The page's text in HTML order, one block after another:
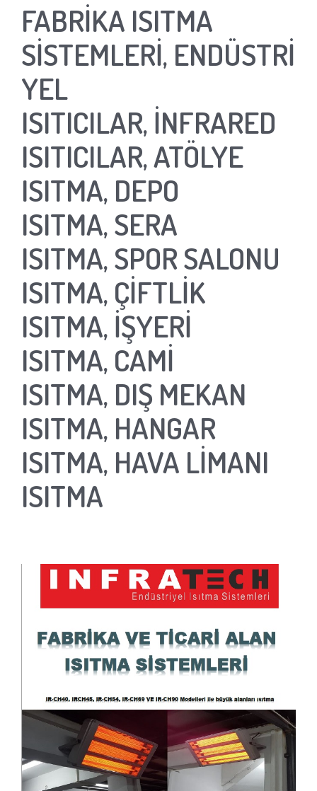
FABRİKA ISITMA
SİSTEMLERİ, ENDÜSTRİ
YEL
ISITICILAR, İNFRARED
ISITICILAR, ATÖLYE
ISITMA, DEPO
ISITMA, SERA
ISITMA, SPOR SALONU
ISITMA, ÇİFTLİK
ISITMA, İŞYERİ
ISITMA, CAMİ
ISITMA, DIŞ MEKAN
ISITMA, HANGAR
ISITMA, HAVA LİMANI
ISITMA